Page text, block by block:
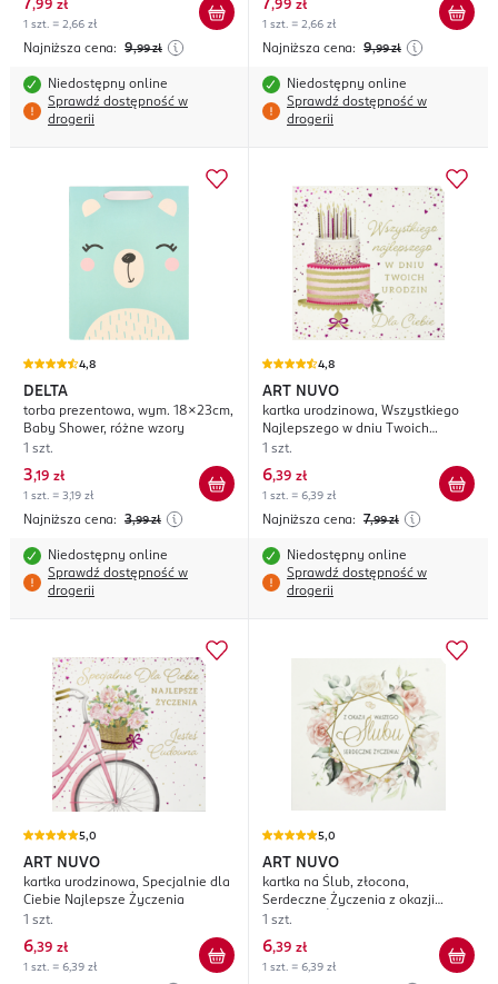
7,99 zł
1 szt. = 2,66 zł
Najniższa cena: 9,99 zł
Niedostępny online
Sprawdź dostępność w
drogerii
7,99 zł
1 szt. = 2,66 zł
Najniższa cena: 9,99 zł
Niedostępny online
Sprawdź dostępność w
drogerii
4,8
DELTA
torba prezentowa, wym. 18x23cm,
Baby Shower, różne wzory
1 szt.
3,19 zł
1 szt. = 3,19 zł
Najniższa cena: 3,99 zł
Niedostępny online
Sprawdź dostępność w
drogerii
4,8
ART NUVO
kartka urodzinowa, Wszystkiego
Najlepszego w dniu Twoich
urodzin
1 szt.
6,39 zł
1 szt. = 6,39 zł
Najniższa cena: 7,99 zł
Niedostępny online
Sprawdź dostępność w
drogerii
5,0
ART NUVO
kartka urodzinowa, Specjalnie dla
Ciebie Najlepsze Życzenia
1 szt.
6,39 zł
1 szt. = 6,39 zł
5,0
ART NUVO
kartka na Ślub, złocona,
Serdeczne Życzenia z okazji
Waszego Ślubu
1 szt.
6,39 zł
1 szt. = 6,39 zł